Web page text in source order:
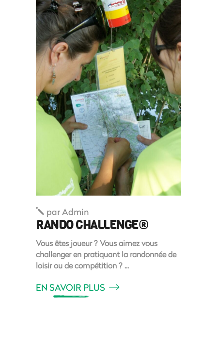
parAdmin
RANDO CHALLENGE®
Vous êtes joueur ? Vous aimez vous
challenger en pratiquant la randonnée de
loisir ou de compétition ?
EN SAVOIR PLUS